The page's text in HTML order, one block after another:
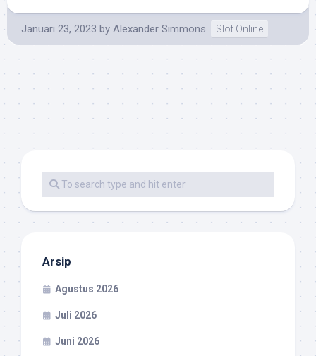
Januari 23, 2023 by Alexander Simmons Slot Online
Arsip
Agustus 2026
Juli 2026
Juni 2026